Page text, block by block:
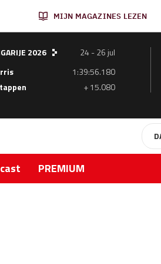
MIJN MAGAZINES LEZEN
2026
24 - 26 jul
1:39:56.180
+ 15.080
PREMIUM